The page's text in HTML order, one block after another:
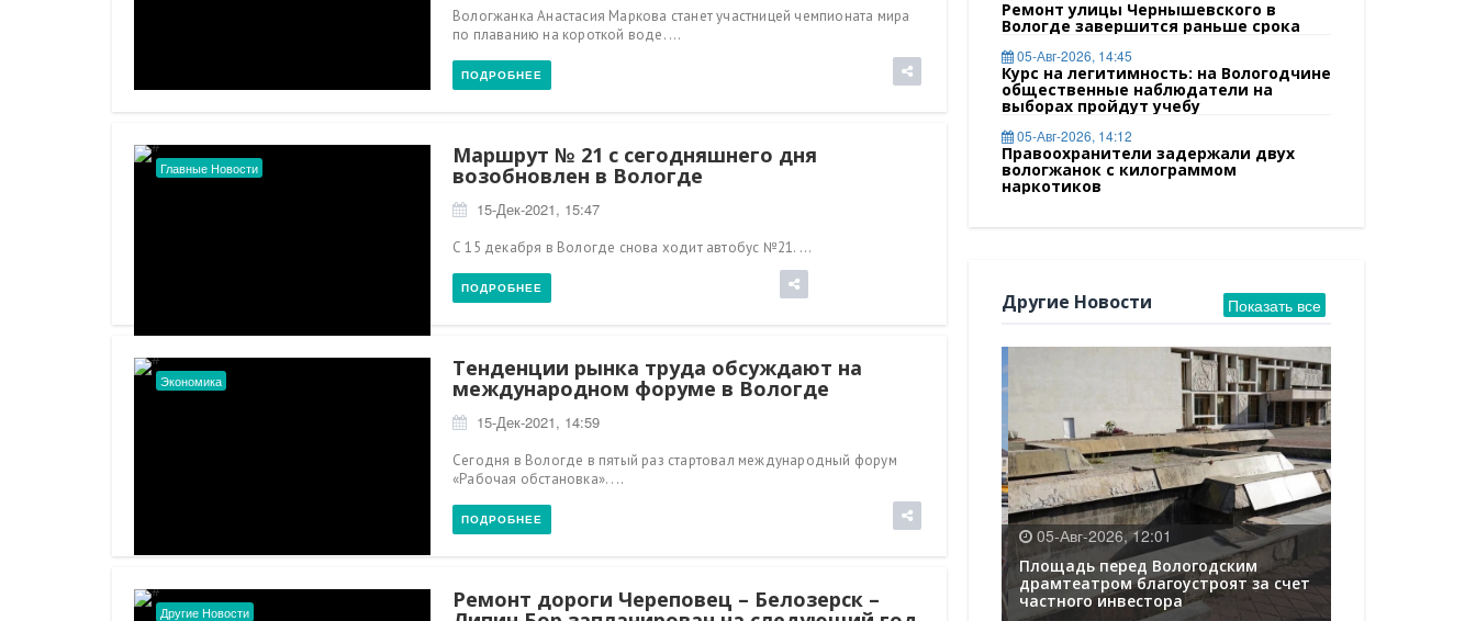
Вологжанка Анастасия Маркова станет участницей чемпионата мира
по плаванию на короткой воде. ...
ПОДРОБНЕЕ
Главные Новости Маршрут № 21 с сегодняшнего дня
возобновлен в Вологде
15-Дек-2021, 15:47
С 15 декабря в Вологде снова ходит автобус №21. ...
ПОДРОБНЕЕ
Экономика Тенденции рынка труда обсуждают на
международном форуме в Вологде
15-Дек-2021, 14:59
Сегодня в Вологде в пятый раз стартовал международный форум
«Рабочая обстановка». ...
ПОДРОБНЕЕ
Другие Новости Ремонт дороги Череповец – Белозерск –
Ремонт улицы Чернышевского в
Вологде завершится раньше срока
05-Авг-2026, 14:45
Курс на легитимность: на Вологодчине
общественные наблюдатели на
выборах пройдут учебу
05-Авг-2026, 14:12
Правоохранители задержали двух
вологжанок с килограммом
наркотиков
Показать все
Другие Новости
Пошехонском путепроводе в Вологде
05-Авг-2026, 12:01
Площадь перед Вологодским
драмтеатром благоустроят за счет
частного инвестора